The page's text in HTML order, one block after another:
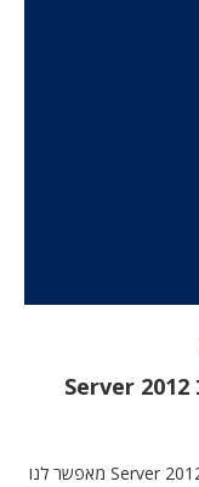
הסבר וביצוע NIC Teaming ב Server 2012 NIC Teaming מאפשר לנו